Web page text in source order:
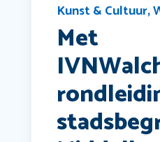
Kunst & Cultuur,
Met